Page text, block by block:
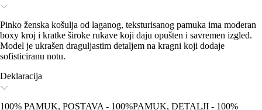
Pinko ženska košulja od laganog, teksturisanog pamuka ima moderan
boxy kroj i kratke široke rukave koji daju opušten i savremen izgled.
Model je ukrašen draguljastim detaljem na kragni koji dodaje
sofisticiranu notu.
Deklaracija
100% PAMUK, POSTAVA - 100%PAMUK, DETALJI - 100%